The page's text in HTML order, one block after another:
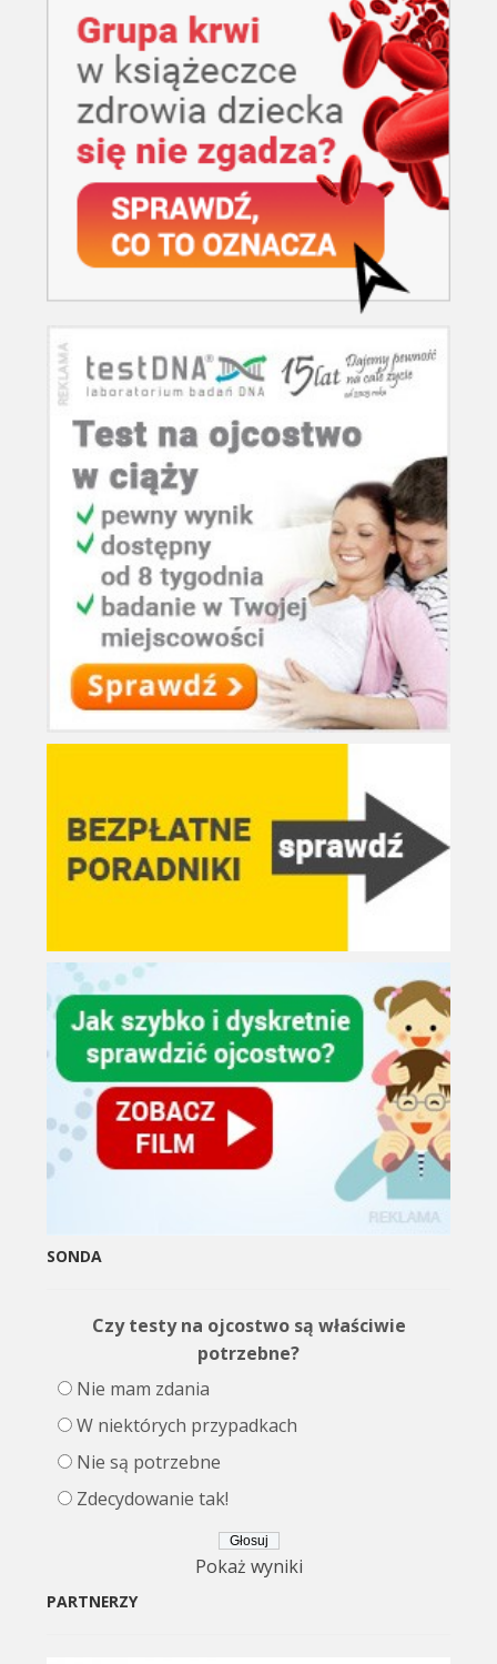
SONDA
Czy testy na ojcostwo są właściwie
potrzebne?
Nie mam zdania
W niektórych przypadkach
Nie są potrzebne
Zdecydowanie tak!
Pokaż wyniki
PARTNERZY